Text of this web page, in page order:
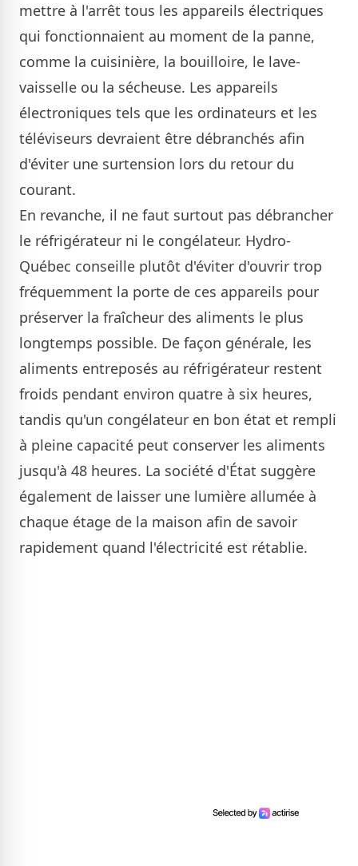
mettre à l'arrêt tous les appareils électriques
qui fonctionnaient au moment de la panne,
comme la cuisinière, la bouilloire, le lave-
vaisselle ou la sécheuse. Les appareils
électroniques tels que les ordinateurs et les
téléviseurs devraient être débranchés afin
d'éviter une surtension lors du retour du
courant.
En revanche, il ne faut surtout pas débrancher
le réfrigérateur ni le congélateur. Hydro-
Québec conseille plutôt d'éviter d'ouvrir trop
fréquemment la porte de ces appareils pour
préserver la fraîcheur des aliments le plus
longtemps possible. De façon générale, les
aliments entreposés au réfrigérateur restent
froids pendant environ quatre à six heures,
tandis qu'un congélateur en bon état et rempli
à pleine capacité peut conserver les aliments
jusqu'à 48 heures. La société d'État suggère
également de laisser une lumière allumée à
chaque étage de la maison afin de savoir
rapidement quand l'électricité est rétablie.